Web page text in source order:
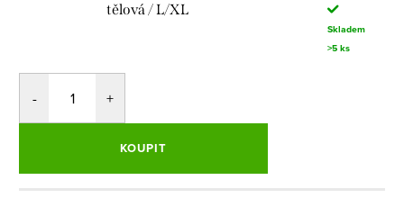
tělová / L/XL
Skladem
>5 ks
KOUPIT